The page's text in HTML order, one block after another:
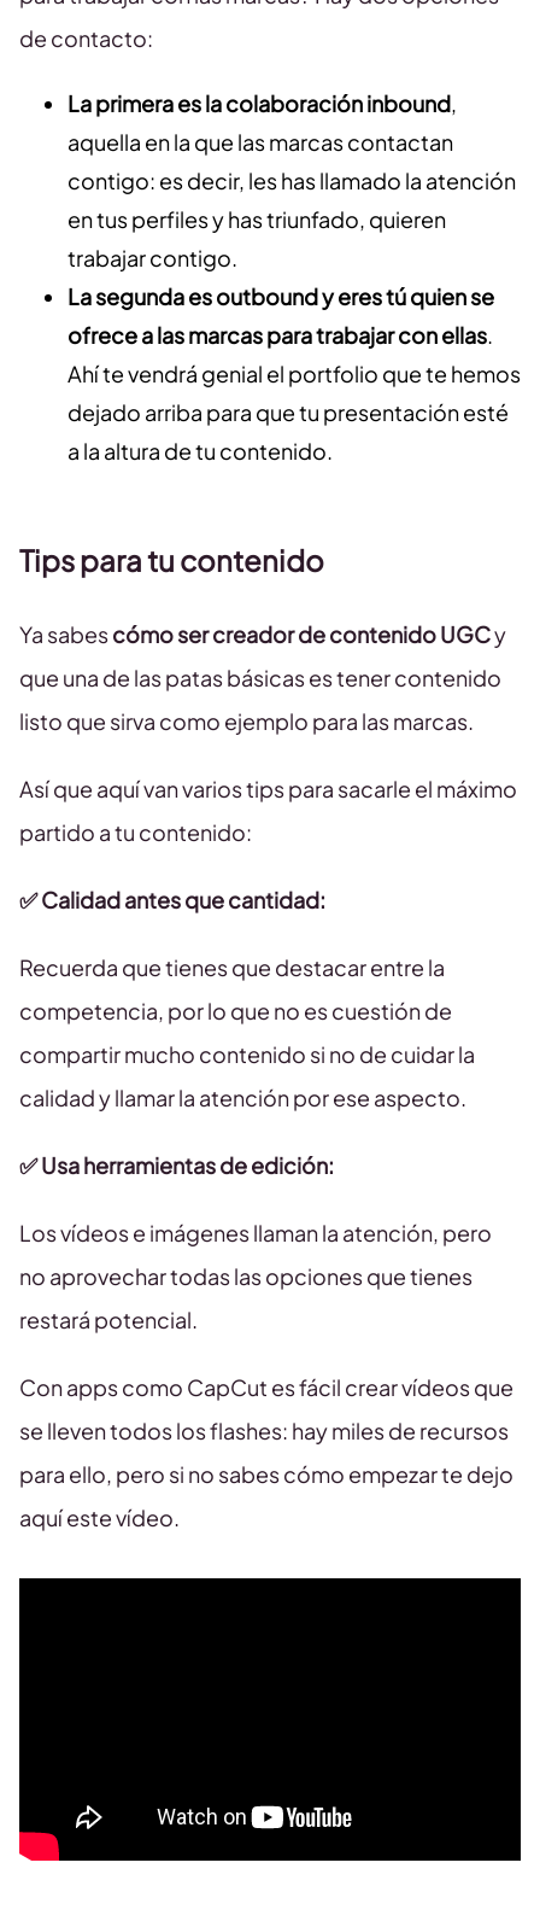
de contacto:
La primera es la colaboración inbound
aquella en la que las marcas contactan
contigo: es decir, les has llamado la atención
en tus perfiles y has triunfado, quieren
trabajar contigo.
La segunda es outbound y eres tú quien se
ofrece a las marcas para trabajar con ellas
Ahí te vendrá genial el portfolio que te hemos
dejado arriba para que tu presentación esté
a la altura de tu contenido.
Tips para tu contenido
Ya sabescómo ser creador de contenido UGCy
que una de las patas básicas es tener contenido
listo que sirva como ejemplo para las marcas.
Así que aquí van varios tips para sacarle el máximo
partido a tu contenido:
✅ Calidad antes que cantidad:
Recuerda que tienes que destacar entre la
competencia, por lo que no es cuestión de
compartir mucho contenido si no de cuidar la
calidad y llamar la atención por ese aspecto.
✅ Usa herramientas de edición:
Los vídeos e imágenes llaman la atención, pero
no aprovechar todas las opciones que tienes
restará potencial.
Con apps como CapCut es fácil crear vídeos que
se lleven todos los flashes: hay miles de recursos
para ello, pero si no sabes cómo empezar te dejo
aquí este vídeo.